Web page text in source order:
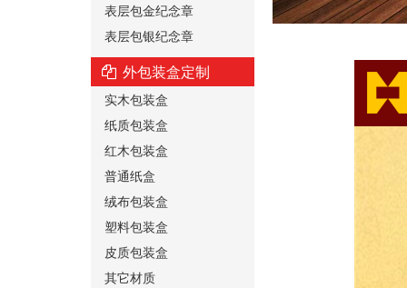
表层包金纪念章
表层包银纪念章
外包装盒定制
实木包装盒
纸质包装盒
红木包装盒
普通纸盒
绒布包装盒
塑料包装盒
皮质包装盒
其它材质